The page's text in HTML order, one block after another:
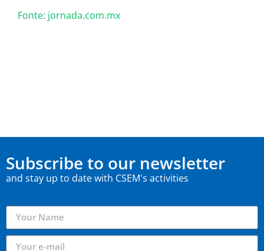
Fonte: jornada.com.mx
Subscribe to our newsletter
and stay up to date with CSEM's activities